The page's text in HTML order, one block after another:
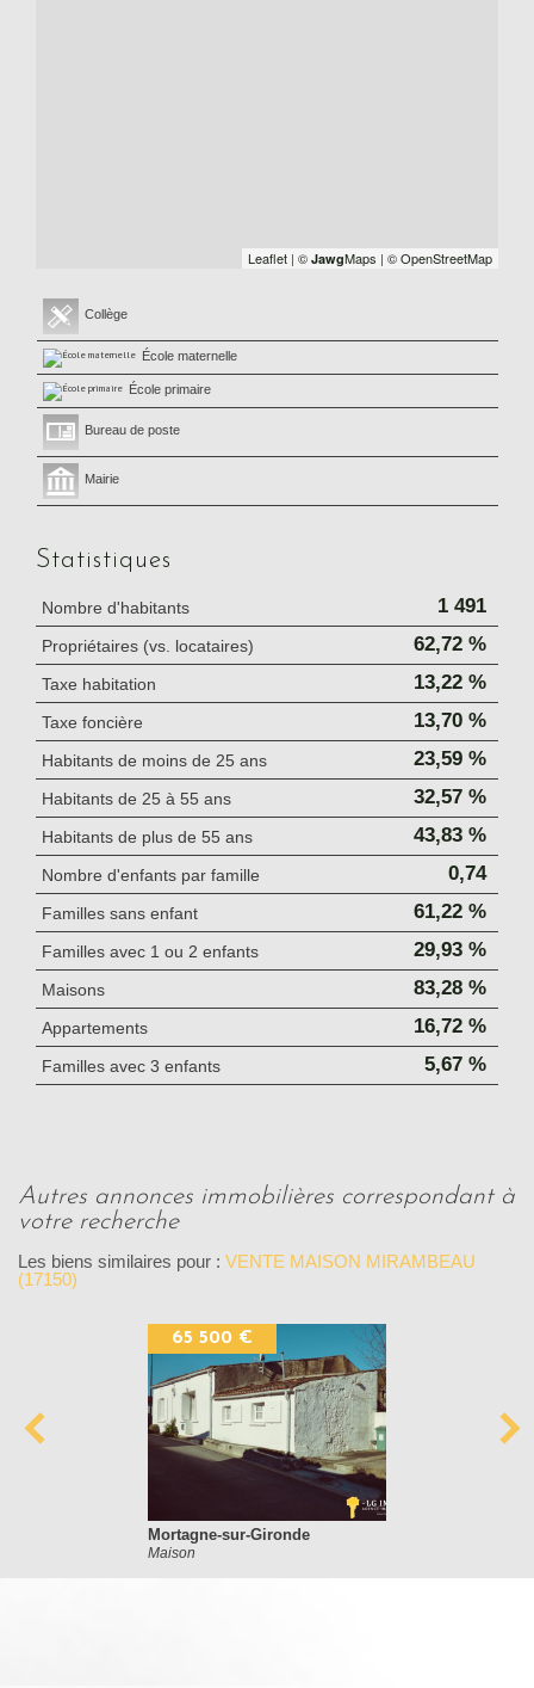
Leaflet | © JawgMaps | © OpenStreetMap
Collège
École maternelle
École primaire
Bureau de poste
Mairie
Statistiques
Nombre d'habitants 1 491
Propriétaires (vs. locataires) 62,72 %
Taxe habitation 13,22 %
Taxe foncière 13,70 %
Habitants de moins de 25 ans 23,59 %
Habitants de 25 à 55 ans 32,57 %
Habitants de plus de 55 ans 43,83 %
Nombre d'enfants par famille 0,74
Familles sans enfant 61,22 %
Familles avec 1 ou 2 enfants 29,93 %
Maisons 83,28 %
Appartements 16,72 %
Familles avec 3 enfants 5,67 %
autres annonces immobilières correspondant à
votre recherche
Les biens similaires pour : VENTE MAISON MIRAMBEAU
(17150)
65 500 €
Mortagne-sur-Gironde
Maison